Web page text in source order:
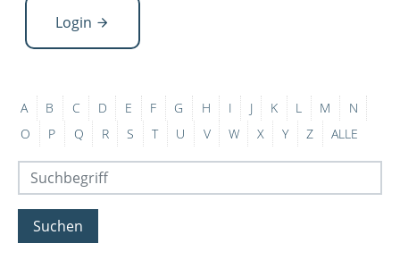
Login
A B C D E F G H I J K L M
N
O
P Q R S T U V W X Y Z ALLE
Suchen